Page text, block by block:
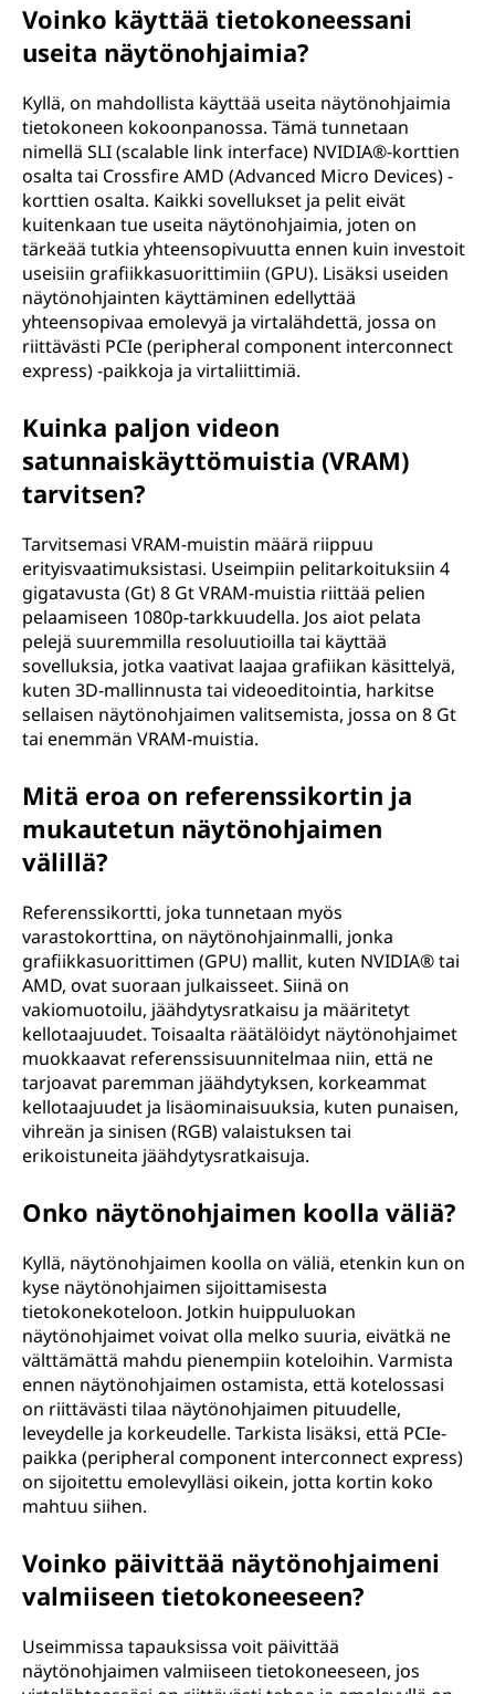
Voinko käyttää tietokoneessani
useita näytönohjaimia?
Kyllä, on mahdollista käyttää useita näytönohjaimia
tietokoneen kokoonpanossa. Tämä tunnetaan
nimellä SLI (scalable link interface) NVIDIA®-korttien
osalta tai Crossfire AMD (Advanced Micro Devices) -
korttien osalta. Kaikki sovellukset ja pelit eivät
kuitenkaan tue useita näytönohjaimia, joten on
tärkeää tutkia yhteensopivuutta ennen kuin investoit
useisiin grafiikkasuorittimiin (GPU). Lisäksi useiden
näytönohjainten käyttäminen edellyttää
yhteensopivaa emolevyä ja virtalähdettä, jossa on
riittävästi PCIe (peripheral component interconnect
express) -paikkoja ja virtaliittimiä.
Kuinka paljon videon
satunnaiskäyttömuistia (VRAM)
tarvitsen?
Tarvitsemasi VRAM-muistin määrä riippuu
erityisvaatimuksistasi. Useimpiin pelitarkoituksiin 4
gigatavusta (Gt) 8 Gt VRAM-muistia riittää pelien
pelaamiseen 1080p-tarkkuudella. Jos aiot pelata
pelejä suuremmilla resoluutioilla tai käyttää
sovelluksia, jotka vaativat laajaa grafiikan käsittelyä,
kuten 3D-mallinnusta tai videoeditointia, harkitse
sellaisen näytönohjaimen valitsemista, jossa on 8 Gt
tai enemmän VRAM-muistia.
Mitä eroa on referenssikortin ja
mukautetun näytönohjaimen
välillä?
Referenssikortti, joka tunnetaan myös
varastokorttina, on näytönohjainmalli, jonka
grafiikkasuorittimen (GPU) mallit, kuten NVIDIA® tai
AMD, ovat suoraan julkaisseet. Siinä on
vakiomuotoilu, jäähdytysratkaisu ja määritetyt
kellotaajuudet. Toisaalta räätälöidyt näytönohjaimet
muokkaavat referenssisuunnitelmaa niin, että ne
tarjoavat paremman jäähdytyksen, korkeammat
kellotaajuudet ja lisäominaisuuksia, kuten punaisen,
vihreän ja sinisen (RGB) valaistuksen tai
erikoistuneita jäähdytysratkaisuja.
Onko näytönohjaimen koolla väliä?
Kyllä, näytönohjaimen koolla on väliä, etenkin kun on
kyse näytönohjaimen sijoittamisesta
tietokonekoteloon. Jotkin huippuluokan
näytönohjaimet voivat olla melko suuria, eivätkä ne
välttämättä mahdu pienempiin koteloihin. Varmista
ennen näytönohjaimen ostamista, että kotelossasi
on riittävästi tilaa näytönohjaimen pituudelle,
leveydelle ja korkeudelle. Tarkista lisäksi, että PCIe-
paikka (peripheral component interconnect express)
on sijoitettu emolevylläsi oikein, jotta kortin koko
mahtuu siihen.
Voinko päivittää näytönohjaimeni
valmiiseen tietokoneeseen?
Useimmissa tapauksissa voit päivittää
näytönohjaimen valmiiseen tietokoneeseen, jos